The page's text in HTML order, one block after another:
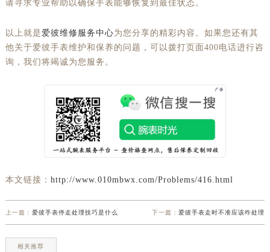
请寻求专业帮助以确保手表能够恢复到最佳状态。
以上就是 爱彼维修服务中心为您分享的精彩内容。如果您还有其
他关于爱彼手表维护和保养的问题，可以拨打页面400电话进行咨
询，我们将竭诚为您服务。
本文链接： http://www.010mbwx.com/Problems/416.html
上一篇： 爱彼手表停走处理技巧是什么 下一篇：爱彼手表走时不准应该咋处理
相关推荐